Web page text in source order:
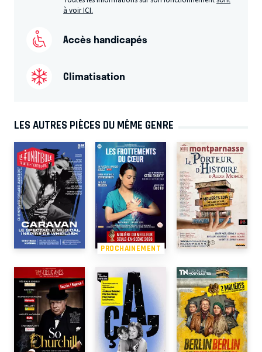
à voir ICI.
Accès handicapés
Climatisation
LES AUTRES PIÈCES DU MÊME GENRE
PROCHAINEMENT